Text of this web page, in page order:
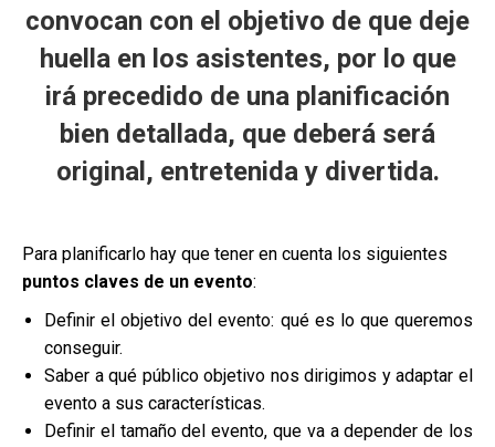
convocan con el objetivo de que deje
huella en los asistentes, por lo que
irá precedido de una planificación
bien detallada, que deberá será
original, entretenida y divertida.
Para planificarlo hay que tener en cuenta los siguientes
puntos claves de un evento:
Definir el objetivo del evento: qué es lo que queremos
conseguir.
Saber a qué público objetivo nos dirigimos y adaptar el
evento a sus características.
Definir el tamaño del evento, que va a depender de los